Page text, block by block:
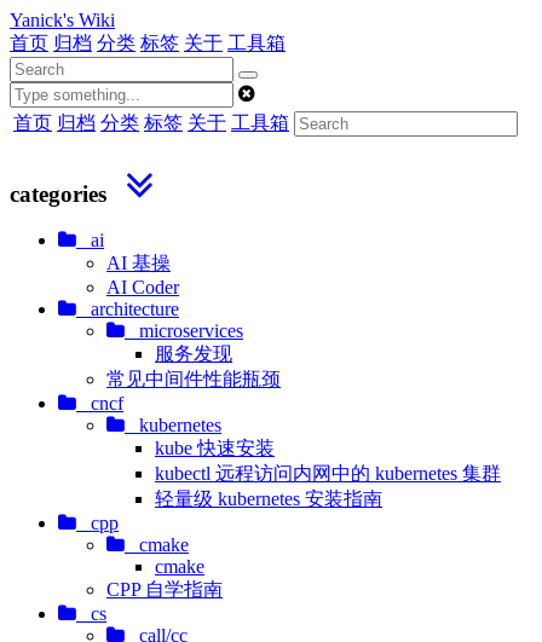
Yanick's Wiki
首页 归档 分类 标签 关于 工具箱
首页 归档 分类 标签 关于 工具箱
categories
ai
AI 基操
AI Coder
architecture
microservices
服务发现
常见中间件性能瓶颈
cncf
kubernetes
kube 快速安装
kubectl 远程访问内网中的 kubernetes 集群
轻量级 kubernetes 安装指南
cpp
cmake
cmake
CPP 自学指南
cs
call/cc